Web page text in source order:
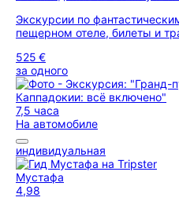
Экскурсии по
пещерном отеле, билеты и
525 €
за одного
7,5 часа
На автомобиле
индивидуальная
Мустафа
4,98